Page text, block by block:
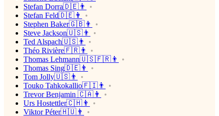
Stefan Dorra🇩🇪👨
Stefan Feld🇩🇪👨
Stephen Baker🇬🇧👨
Steve Jackson🇺🇸👨
Ted Alspach🇺🇸👨
Théo Rivière🇫🇷👨
Thomas Lehmann🇺🇸🇫🇷👨
Thomas Sing🇩🇪👨
Tom Jolly🇺🇸👨
Touko Tahkokallio🇫🇮👨
Trevor Benjamin 🇨🇦👨
Urs Hostettler🇨🇭👨
Viktor Péter🇭🇺👨